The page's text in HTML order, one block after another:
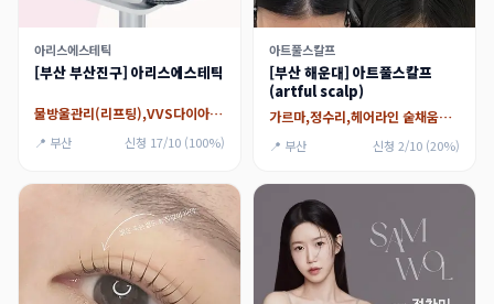
아리스에스테틱
[부산 부산진구] 아리스에스테틱
물방울관리(리프팅),VVS다이아몬드 관리,웨딩케어(신부관리)
📍 부산 신청 17/10 (100%)
아트풀스칼프
[부산 해운대] 아트풀스칼프
(artful scalp)
가르마,정수리,헤어라인 숱채움커버,미인점(매력)
📍 부산 신청 2/10 (20%)